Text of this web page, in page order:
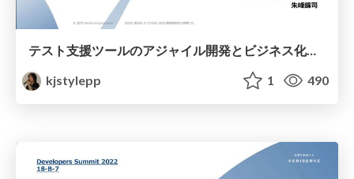
テスト支援ツールのアジャイル開発とビジネス化の課題に関する事例 #jassttokyo
kjstylepp
1 490